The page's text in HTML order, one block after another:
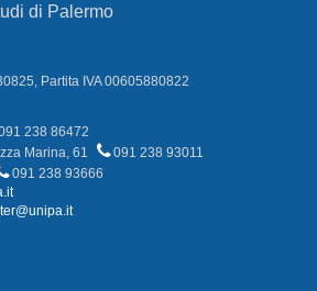
di Palermo
Partita IVA 00605880822
238 86472
Marina, 61
091 238 93011
091 238 93666